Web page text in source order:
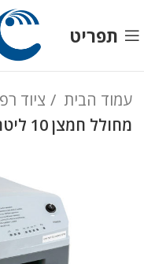
תפריט
עמוד הבית
ציוד
מחולל חמצן 10 ליטר תוצרת ישראל